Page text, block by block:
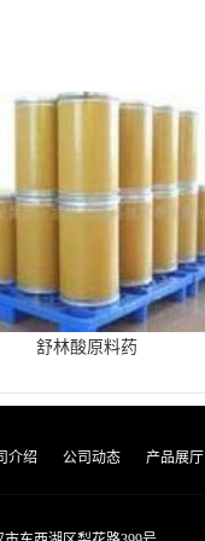
舒林酸原料药
介绍 公司动态 产品展厅